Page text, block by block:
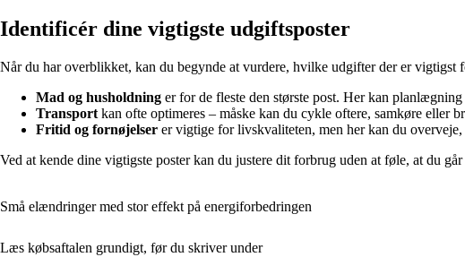
Identificér dine vigtigste udgiftsposter
Når du har overblikket, kan du begynde at vurdere, hvilke udgifter der er
Mad og husholdning er for de fleste den største post. Her kan
Transport kan ofte optimeres – måske kan du cykle oftere, samkøre eller
Fritid og fornøjelser er vigtige for livskvaliteten, men her kan du
Ved at kende dine vigtigste poster kan du justere dit forbrug uden at føle, at du
Små elændringer med stor effekt på energiforbedringen
Læs købsaftalen grundigt, før du skriver under